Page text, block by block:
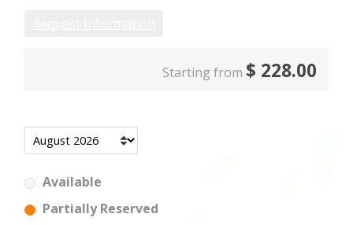
Starting from $ 228.00
Available
Partially Reserved